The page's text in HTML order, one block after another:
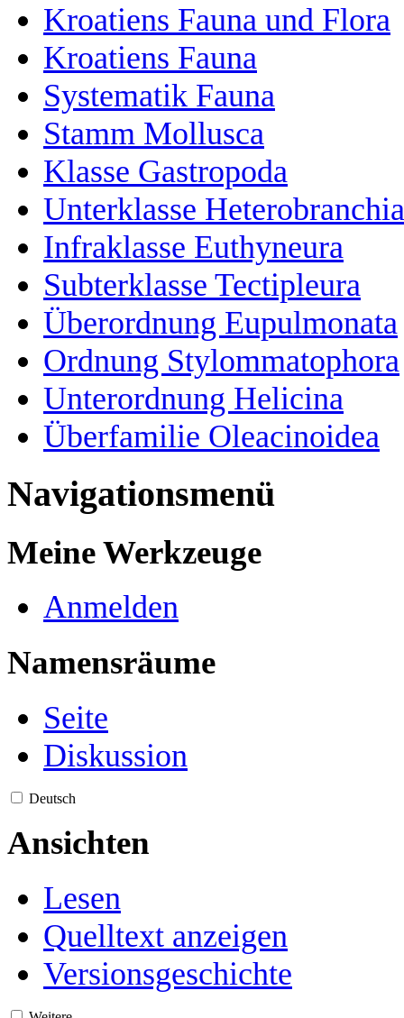
Kroatiens Fauna und Flora
Kroatiens Fauna
Systematik Fauna
Stamm Mollusca
Klasse Gastropoda
Unterklasse Heterobranchia
Infraklasse Euthyneura
Subterklasse Tectipleura
Überordnung Eupulmonata
Ordnung Stylommatophora
Unterordnung Helicina
Überfamilie Oleacinoidea
Navigationsmenü
Meine Werkzeuge
Anmelden
Namensräume
Seite
Diskussion
Deutsch
Ansichten
Lesen
Quelltext anzeigen
Versionsgeschichte